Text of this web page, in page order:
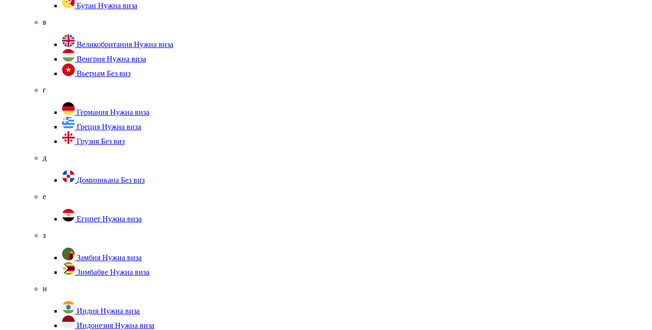
Бутан Нужна виза
в
Великобритания Нужна виза
Венгрия Нужна виза
Вьетнам Без виз
г
Германия Нужна виза
Греция Нужна виза
Грузия Без виз
д
Доминикана Без виз
е
Египет Нужна виза
з
Замбия Нужна виза
Зимбабве Нужна виза
и
Индия Нужна виза
Индонезия Нужна виза